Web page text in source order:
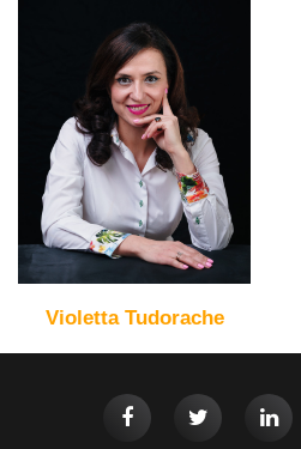
Violetta Tudorache